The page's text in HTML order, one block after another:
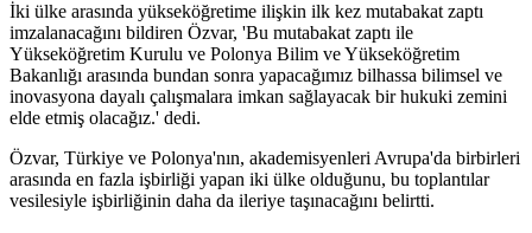
İki ülke arasında yükseköğretime ilişkin ilk kez mutabakat zaptı
imzalanacağını bildiren Özvar, 'Bu mutabakat zaptı ile
Yükseköğretim Kurulu ve Polonya Bilim ve Yükseköğretim
Bakanlığı arasında bundan sonra yapacağımız bilhassa bilimsel ve
inovasyona dayalı çalışmalara imkan sağlayacak bir hukuki zemini
elde etmiş olacağız.' dedi.
Özvar, Türkiye ve Polonya'nın, akademisyenleri Avrupa'da birbirleri
arasında en fazla işbirliği yapan iki ülke olduğunu, bu toplantılar
vesilesiyle işbirliğinin daha da ileriye taşınacağını belirtti.